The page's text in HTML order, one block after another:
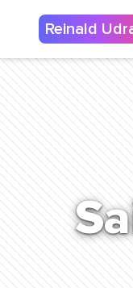
Reinald